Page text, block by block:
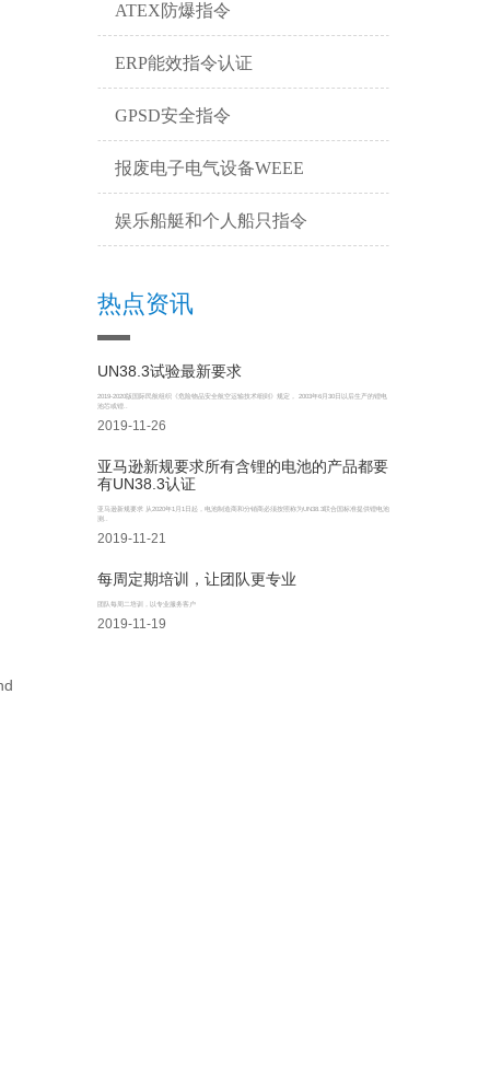
ATEX防爆指令
ERP能效指令认证
GPSD安全指令
报废电子电气设备WEEE
娱乐船艇和个人船只指令
热点资讯
UN38.3试验最新要求
2019-2020版国际民航组织《危险物品安全航空运输技术细则》规定， 2003年6月30日以后生产的锂电
池芯或锂..
2019-11-26
亚马逊新规要求所有含锂的电池的产品都要
有UN38.3认证
亚马逊新规要求 从2020年1月1日起，电池制造商和分销商必须按照称为UN38.3联合国标准提供锂电池
测..
2019-11-21
每周定期培训，让团队更专业
团队每周二培训，以专业服务客户
2019-11-19